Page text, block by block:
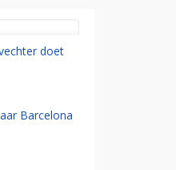
doet
Barcelona